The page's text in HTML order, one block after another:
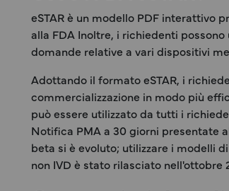
eSTAR è un modello PDF
alla FDA Inoltre, i richiedenti
domande relative a vari dispositivi
Adottando il formato eSTAR, i
commercializzazione in modo più
può essere utilizzato da tutti i
Notifica PMA a 30 giorni presentate
beta si è evoluto; utilizzare i modelli
non IVD è stato rilasciato nell'ottobre